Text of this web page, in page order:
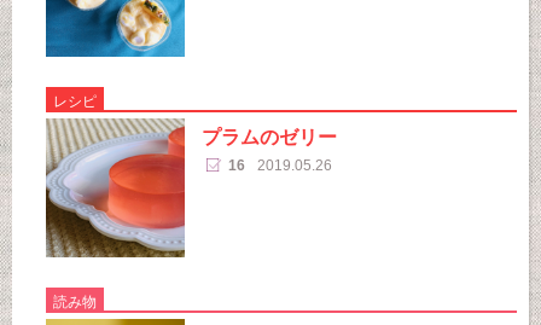
レシピ
プラムのゼリー
16 2019.05.26
読み物